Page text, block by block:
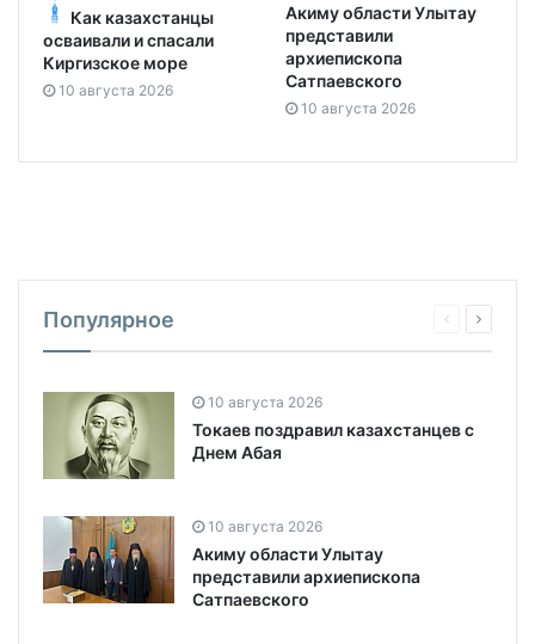
Как казахстанцы
осваивали и спасали
Киргизское море
10 августа 2026
Акиму области Улытау
представили
архиепископа
Сатпаевского
10 августа 2026
Популярное
10 августа 2026
Токаев поздравил казахстанцев с
Днем Абая
10 августа 2026
Акиму области Улытау
представили архиепископа
Сатпаевского